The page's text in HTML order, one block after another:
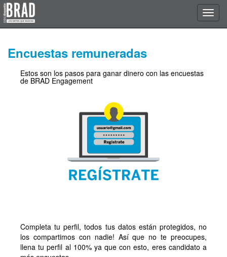
Encuestas remuneradas
Estos son los pasos para ganar dinero con las encuestas
de BRAD Engagement
Completa tu perfil, todos tus datos están protegidos, no
los compartimos con nadie! Así que no te preocupes,
llena tu perfil al 100% ya que con esto, eres candidato a